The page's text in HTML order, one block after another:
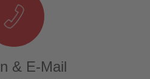
& E-Mail